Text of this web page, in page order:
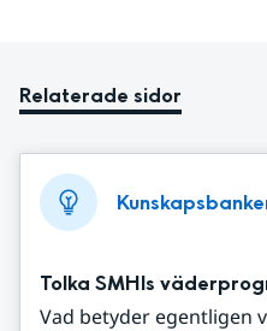
Relaterade sidor
Tolka SMHIs
Vad betyder egentligen